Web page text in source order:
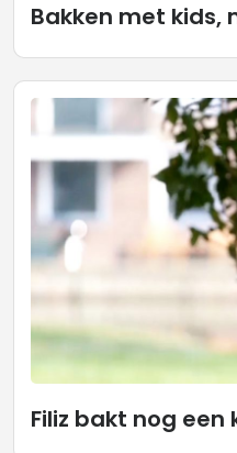
Bakken met kids,
Filiz bakt nog een